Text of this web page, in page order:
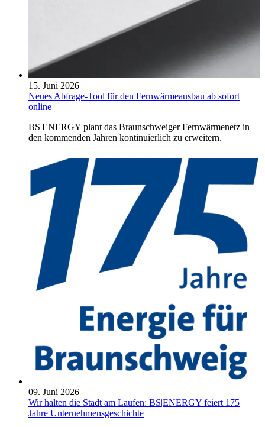
15. Juni 2026
Neues Abfrage-Tool für den Fernwärmeausbau ab sofort
online
BS|ENERGY plant das Braunschweiger Fernwärmenetz in
den kommenden Jahren kontinuierlich zu erweitern.
09. Juni 2026
Wir halten die Stadt am Laufen: BS|ENERGY feiert 175
Jahre Unternehmensgeschichte